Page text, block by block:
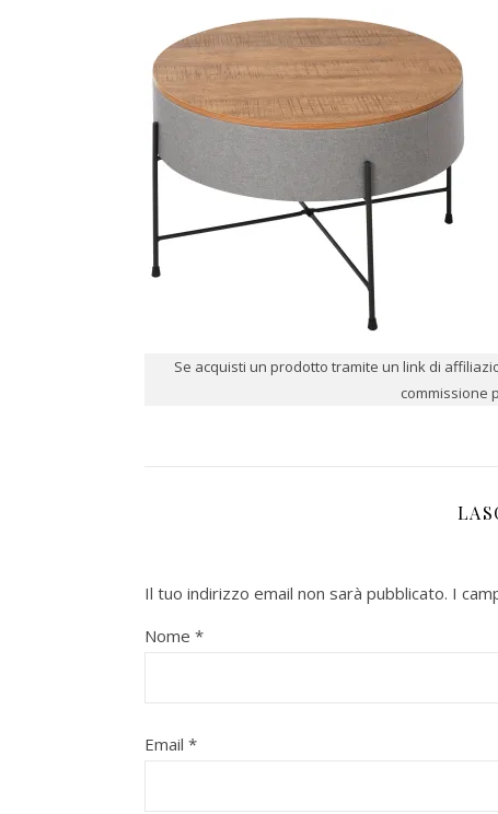
Se acquisti un prodotto tramite un link di
commissione
Il tuo indirizzo email non sarà pubblicato. I
Nome *
Email *